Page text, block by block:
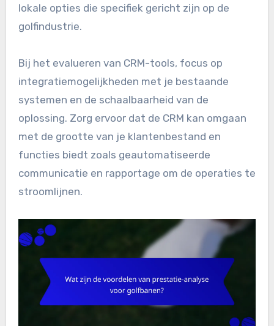
lokale opties die specifiek gericht zijn op de
golfindustrie.
Bij het evalueren van CRM-tools, focus op
integratiemogelijkheden met je bestaande
systemen en de schaalbaarheid van de
oplossing. Zorg ervoor dat de CRM kan omgaan
met de grootte van je klantenbestand en
functies biedt zoals geautomatiseerde
communicatie en rapportage om de operaties te
stroomlijnen.